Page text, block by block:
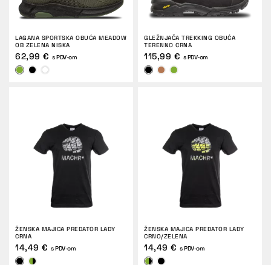
LAGANA SPORTSKA OBUĆA MEADOW
OB ZELENA NISKA
62,99 € s PDV-om
GLEŽNJAČA TREKKING OBUĆA
TERENNO CRNA
115,99 € s PDV-om
ŽENSKA MAJICA PREDATOR LADY
CRNA
14,49 € s PDV-om
ŽENSKA MAJICA PREDATOR LADY
CRNO/ZELENA
14,49 € s PDV-om